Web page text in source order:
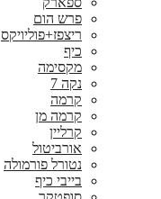
פרש הום
ריצפז+פוליויקס
כיף
מקסימה
נקה 7
קרמה
קרמה מן
קרליין
אורביטול
נטורל פורמולה
בייבי כיף